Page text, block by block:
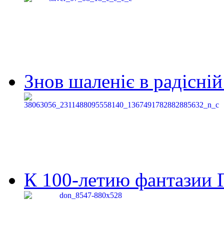
Знов шаленіє в
К 100-летию фантазии